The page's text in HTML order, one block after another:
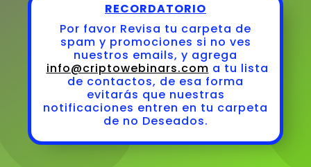
RECORDATORIO
Por favor Revisa tu carpeta de
spam y promociones si no ves
nuestros emails, y agrega
info@criptowebinars.com a tu lista
de contactos, de esa forma
evitarás que nuestras
notificaciones entren en tu carpeta
de no Deseados.